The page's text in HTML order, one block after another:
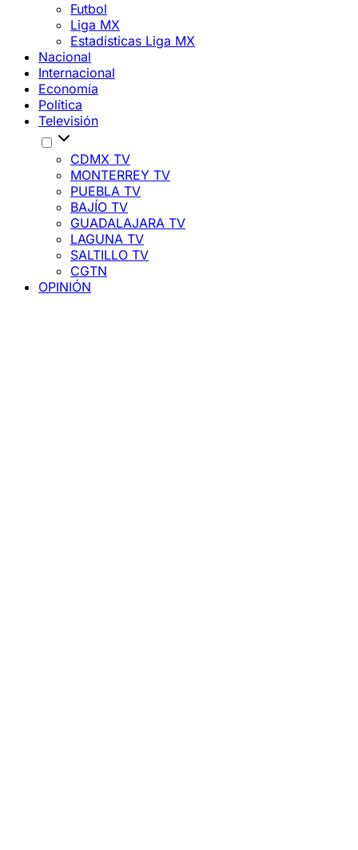
Futbol
Liga MX
Estadísticas Liga MX
Nacional
Internacional
Economía
Política
Televisión
CDMX TV
MONTERREY TV
PUEBLA TV
BAJÍO TV
GUADALAJARA TV
LAGUNA TV
SALTILLO TV
CGTN
OPINIÓN